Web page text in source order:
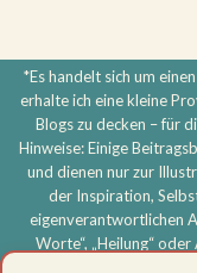
*Es handelt sich um
erhalte ich eine kleine
Blogs zu decken – für
Hinweise: Einige
und dienen nur zur
der Inspiration,
eigenverantwortlichen
Worte“, „Heilung“